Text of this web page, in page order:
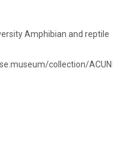
Amphibian and reptile
collection/